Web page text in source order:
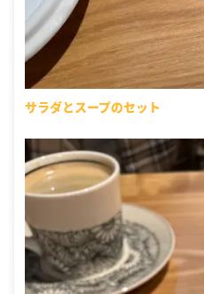
サラダとスープのセット